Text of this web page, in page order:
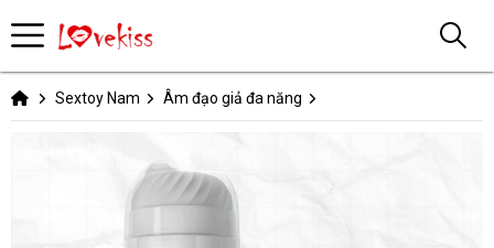
Sextoy Nam Âm đạo giả đa năng